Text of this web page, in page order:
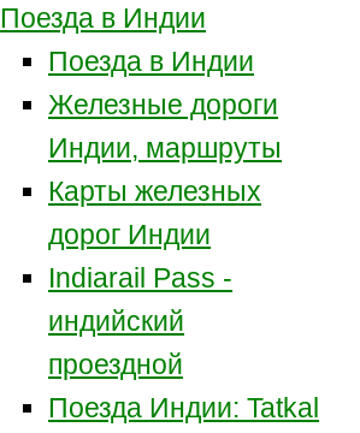
Поезда в Индии
Поезда в Индии
Железные дороги
Индии, маршруты
Карты железных
дорог Индии
Indiarail Pass -
индийский
проездной
Поезда Индии: Tatkal